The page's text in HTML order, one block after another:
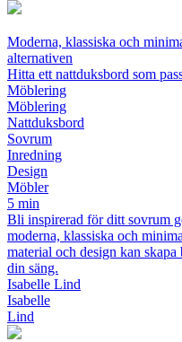
Moderna, klassiska och
alternativen
Hitta ett nattduksbord som
Möblering
Möblering
Nattduksbord
Sovrum
Inredning
Design
Möbler
5 min
Bli inspirerad för ditt sovrum
moderna, klassiska och
material och design kan
din säng.
Isabelle Lind
Isabelle
Lind